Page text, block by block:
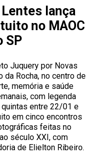
lança
no MAOC
SP
Juquery por Novas
da Rocha, no centro de
memória e saúde
com legenda
entre 22/01 e
em cinco encontros
feitas no
século XXI, com
de Elielton Ribeiro.